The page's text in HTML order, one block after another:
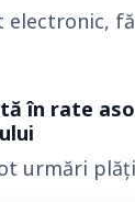
electronic,
în rate
urmări